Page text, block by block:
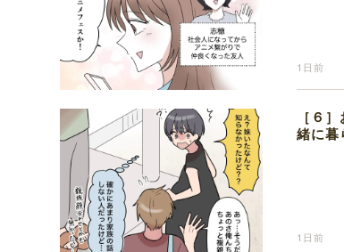
1日前
［６
緒に暮
1日前